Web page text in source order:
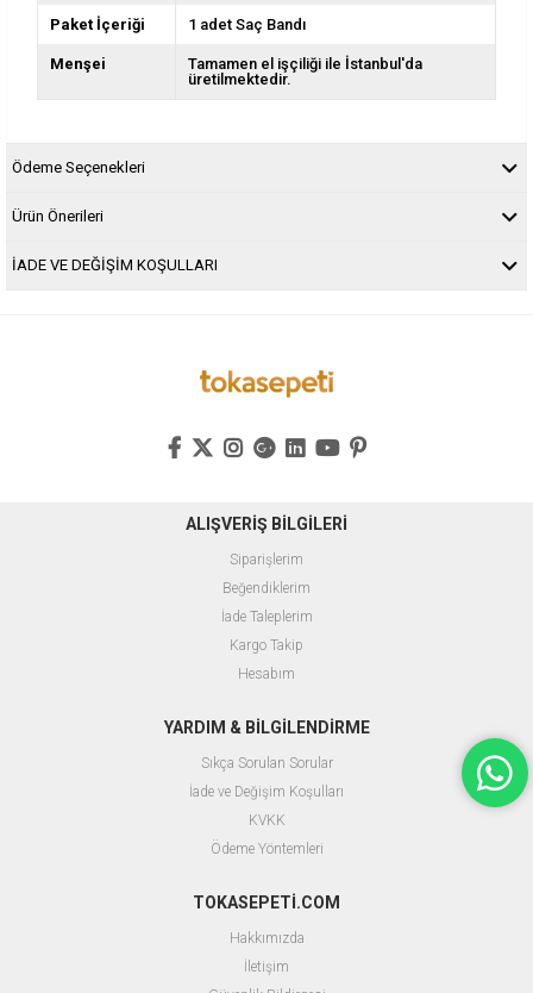
Paket İçeriği 1 adet Saç Bandı
Menşei
Tamamen el işçiliği ile İstanbul'da
üretilmektedir.
Ödeme Seçenekleri
Ürün Önerileri
İADE VE DEĞİŞİM KOŞULLARI
ALIŞVERİŞ BİLGİLERİ
Siparişlerim
Beğendiklerim
İade Taleplerim
Kargo Takip
Hesabım
YARDIM & BİLGİLENDİRME
Sıkça Sorulan Sorular
İade ve Değişim Koşulları
KVKK
Ödeme Yöntemleri
TOKASEPETİ.COM
Hakkımızda
İletişim